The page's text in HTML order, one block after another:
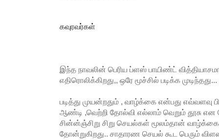
கவுரவர்கள்
இந்த நாவலின் பெரிய ப்ளஸ் பாயிண்ட்
எதிரொலிக்கிறது,, ஒரே மூச்சில் படிக்க முடிந்தது...
படித்து முயன்றதும் , வாழ்க்கை என்பது
ஆண்டி ,வெற்றி தோல்வி எல்லாம் வெறும் தூசு என
சின்ன்ஞ்சிறு சிறு செயல்கள் மூலம்தான் வாழ்க்கை
தோன்றுகிறது.. சாதாரண செயல் கூட பெரும்